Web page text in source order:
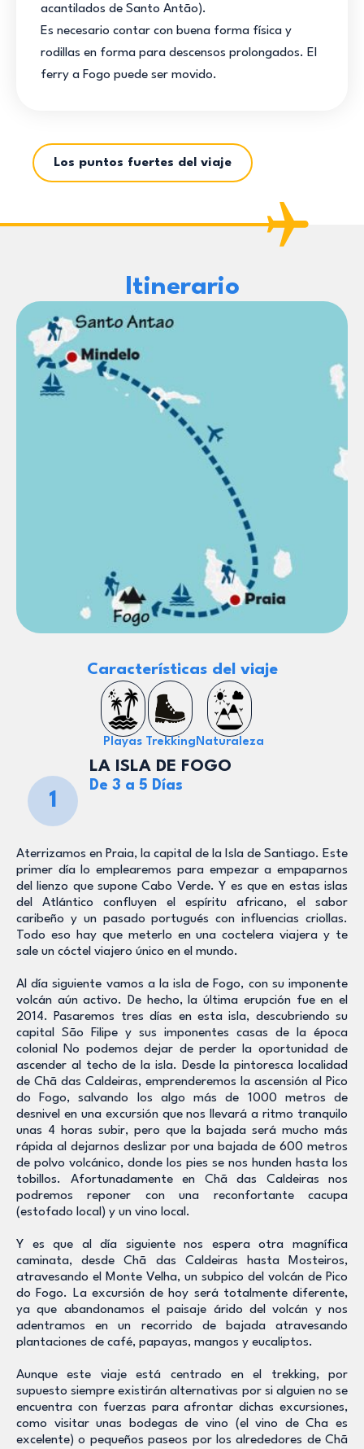
acantilados de Santo Antão).
Es necesario contar con buena forma física y
rodillas en forma para descensos prolongados. El
ferry a Fogo puede ser movido.
Los puntos fuertes del viaje
Itinerario
Características del viaje
Playas TrekkingNaturaleza
1
LA ISLA DE FOGO
De 3 a 5 Días
Aterrizamos en Praia, la capital de la Isla de Santiago. Este
primer día lo emplearemos para empezar a empaparnos
del lienzo que supone Cabo Verde. Y es que en estas islas
del Atlántico confluyen el espíritu africano, el sabor
caribeño y un pasado portugués con influencias criollas.
Todo eso hay que meterlo en una coctelera viajera y te
sale un cóctel viajero único en el mundo.
Al día siguiente vamos a la isla de Fogo, con su imponente
volcán aún activo. De hecho, la última erupción fue en el
2014. Pasaremos tres días en esta isla, descubriendo su
capital São Filipe y sus imponentes casas de la época
colonial No podemos dejar de perder la oportunidad de
ascender al techo de la isla. Desde la pintoresca localidad
de Chã das Caldeiras, emprenderemos la ascensión al Pico
do Fogo, salvando los algo más de 1000 metros de
desnivel en una excursión que nos llevará a ritmo tranquilo
unas 4 horas subir, pero que la bajada será mucho más
rápida al dejarnos deslizar por una bajada de 600 metros
de polvo volcánico, donde los pies se nos hunden hasta los
tobillos. Afortunadamente en Chã das Caldeiras nos
podremos reponer con una reconfortante cacupa
(estofado local) y un vino local.
Y es que al día siguiente nos espera otra magnífica
caminata, desde Chã das Caldeiras hasta Mosteiros,
atravesando el Monte Velha, un subpico del volcán de Pico
do Fogo. La excursión de hoy será totalmente diferente,
ya que abandonamos el paisaje árido del volcán y nos
adentramos en un recorrido de bajada atravesando
plantaciones de café, papayas, mangos y eucaliptos.
Aunque este viaje está centrado en el trekking, por
supuesto siempre existirán alternativas por si alguien no se
encuentra con fuerzas para afrontar dichas excursiones,
como visitar unas bodegas de vino (el vino de Cha es
excelente) o pequeños paseos por los alrededores de Chã